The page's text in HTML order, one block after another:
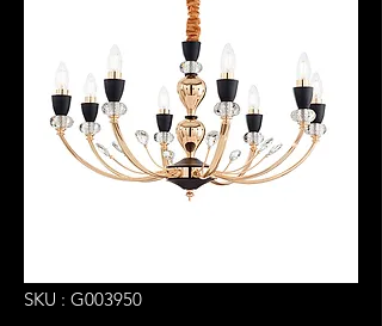
SKU : G003950